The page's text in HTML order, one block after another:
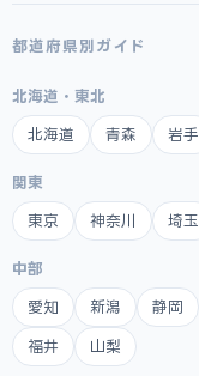
都道府県別ガイド
北海道・東北
北海道 青森 岩手
関東
東京 神奈川 埼玉
中部
愛知 新潟 静岡
福井 山梨